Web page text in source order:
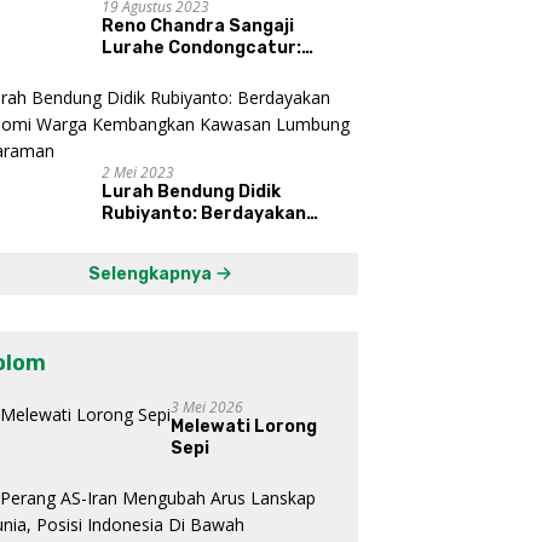
19 Agustus 2023
Reno Chandra Sangaji
Lurahe Condongcatur:
Proses, Dengarkan Suara
Masyarakat, dan Syukuri
Hasil
2 Mei 2023
Lurah Bendung Didik
Rubiyanto: Berdayakan
Mataraman
Selengkapnya
3 Mei 2026
Melewati Lorong
Sepi